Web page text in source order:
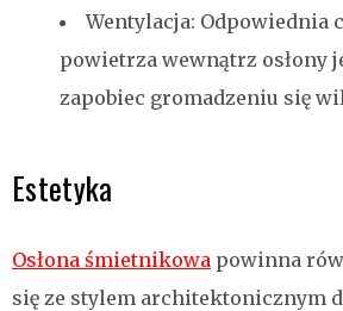
Wentylacja: Odpowiednia
powietrza wewnątrz osłony
zapobiec gromadzeniu się
Estetyka
Osłona śmietnikowa powinna
się ze stylem architektonicznym